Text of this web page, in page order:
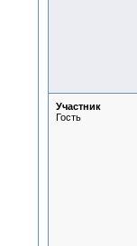
Участник
Гость